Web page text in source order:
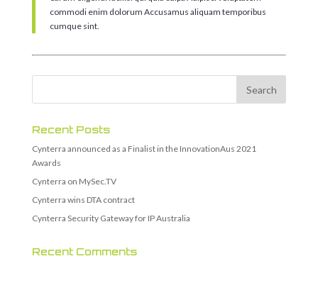
commodi enim dolorum Accusamus aliquam temporibus
cumque sint.
Recent Posts
Cynterra announced as a Finalist in the InnovationAus 2021
Awards
Cynterra on MySec.TV
Cynterra wins DTA contract
Cynterra Security Gateway for IP Australia
Recent Comments